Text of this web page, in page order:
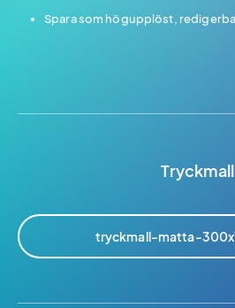
Spara som högupplöst,
Tryckmall
tryckmall-matta-